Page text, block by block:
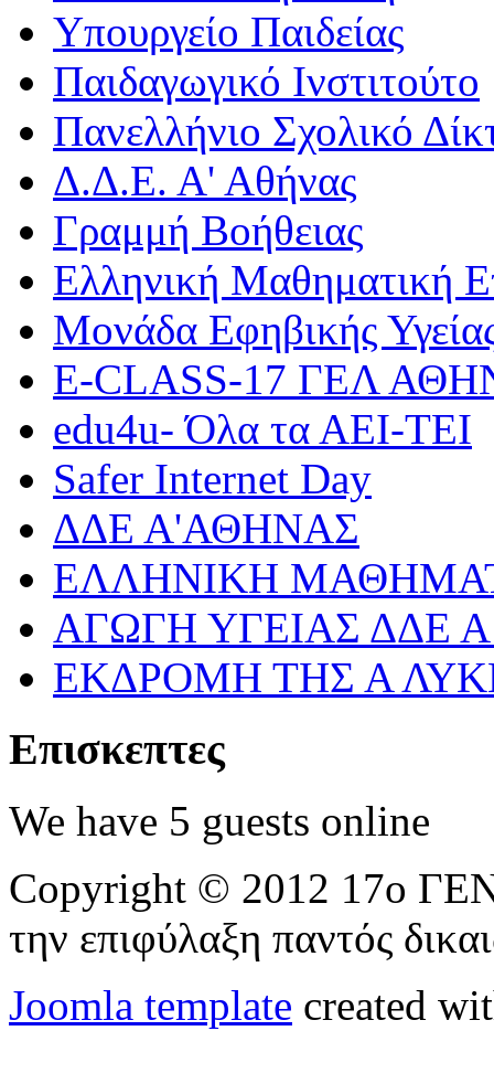
Υπουργείο Παιδείας
Παιδαγωγικό Ινστιτούτο
Πανελλήνιο Σχολικό
Δ.Δ.Ε. Α' Αθήνας
Γραμμή Βοήθειας
Ελληνική Μαθηματική
Μονάδα Εφηβικής
Ε-CLASS-17 ΓΕΛ
edu4u- Όλα τα ΑΕΙ-ΤΕΙ
Safer Internet Day
ΔΔΕ Α'ΑΘΗΝΑΣ
ΕΛΛΗΝΙΚΗ
ΑΓΩΓΗ ΥΓΕΙΑΣ ΔΔΕ
ΕΚΔΡΟΜΗ ΤΗΣ Α
Επισκεπτες
We have 5 guests online
Copyright © 2012 17ο
την επιφύλαξη παντός
Joomla template created